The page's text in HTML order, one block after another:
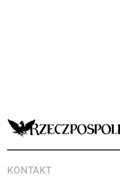
KONTAKT